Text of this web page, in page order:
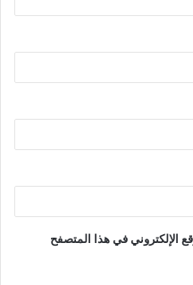
الإلكتروني في هذا المتصفح